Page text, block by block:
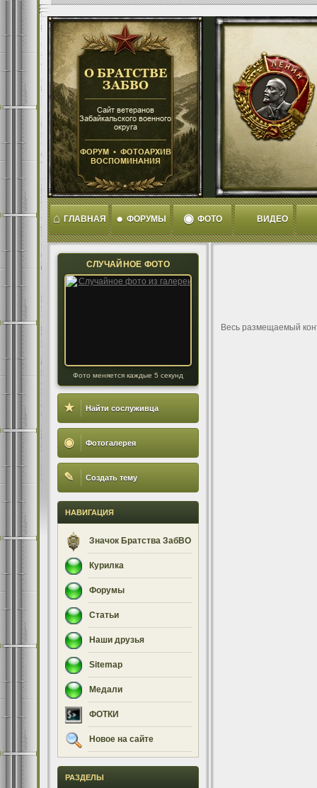
⌂ ГЛАВНАЯ ● ФОРУМЫ ◉ ФОТО ВИДЕО
СЛУЧАЙНОЕ ФОТО
Фото меняется каждые 5 секунд
★ Найти сослуживца
◉ Фотогалерея
✎ Создать тему
НАВИГАЦИЯ
Значок Братства ЗабВО
Курилка
Форумы
Статьи
Наши друзья
Sitemap
Медали
ФОТКИ
Новое на сайте
РАЗДЕЛЫ
Весь размещаемый